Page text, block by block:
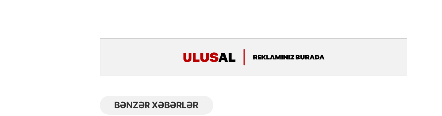
BƏNZƏR XƏBƏRLƏR